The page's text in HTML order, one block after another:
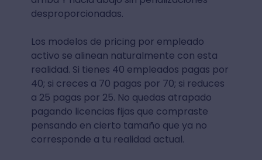
desproporcionadas.
Los modelos de pricing por empleado
activo se alinean naturalmente con esta
realidad. Si tienes 40 empleados pagas por
40; si creces a 70 pagas por 70; si reduces
a 25 pagas por 25. No quedas atrapado
pagando licencias fijas que compraste
pensando en cierto tamaño que ya no
corresponde a tu realidad actual.